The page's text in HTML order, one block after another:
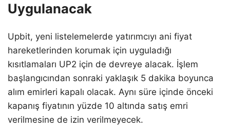
Uygulanacak
Upbit, yeni listelemelerde yatırımcıyı ani fiyat
hareketlerinden korumak için uyguladığı
kısıtlamaları UP2 için de devreye alacak. İşlem
başlangıcından sonraki yaklaşık 5 dakika boyunca
alım emirleri kapalı olacak. Aynı süre içinde önceki
kapanış fiyatının yüzde 10 altında satış emri
verilmesine de izin verilmeyecek.